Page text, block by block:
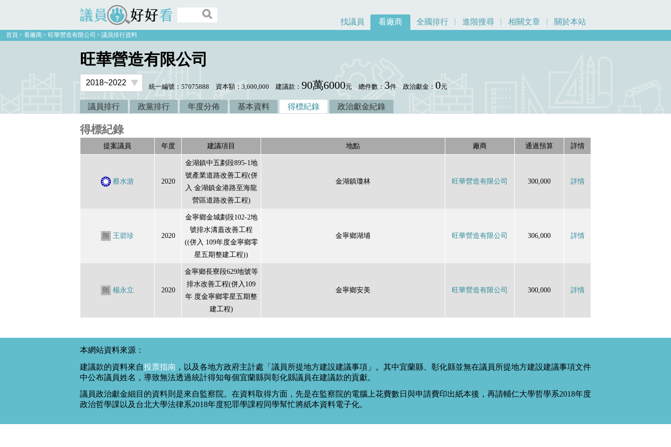
議員好好看
找議員 看廠商 全國排行 進階搜尋 相關文章 關於本站
首頁 看廠商 旺華營造有限公司 議員排行資料
旺華營造有限公司
統一編號：57075888 資本額：3,600,000 建議款：90萬6000元 總件數： 3件 政治獻金：0元
議員排行 政黨排行 年度分佈 基本資料 得標紀錄 政治獻金紀錄
得標紀錄
提案議員 年度 建議項目 地點 廠商 通過預算 詳情
蔡水游 2020
金湖鎮中五劃段895-1地
號產業道路改善工程(併
入 金湖鎮金港路至海龍
營區道路改善工程)
金湖鎮瓊林 旺華營造有限公司 300,000 詳情
王碧珍 2020
金寧鄉金城劃段102-2地
號排水溝蓋改善工程
((併入 109年度金寧鄉零
星五期整建工程))
金寧鄉湖埔 旺華營造有限公司 306,000 詳情
楊永立 2020
金寧鄉長寮段629地號等
排水改善工程(併入109
年 度金寧鄉零星五期整
建工程)
金寧鄉安美 旺華營造有限公司 300,000 詳情
本網站資料來源：
建議款的資料來自投票指南 ，以及各地方政府主計處「議員所提地方建設建議事項」。其中宜蘭縣、彰化縣並無在議員所提地方建設建議事項文件
中公布議員姓名，導致無法透過統計得知每個宜蘭縣與彰化縣議員在建議款的貢獻。
議員政治獻金細目的資料則是來自監察院。在資料取得方面，先是在監察院的電腦上花費數日與申請費印出紙本後，再請輔仁大學哲學系2018年度
政治哲學課以及台北大學法律系2018年度犯罪學課程同學幫忙將紙本資料電子化。